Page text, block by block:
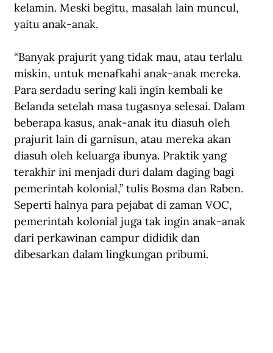
kelamin. Meski begitu, masalah lain muncul,
yaitu anak-anak.
“Banyak prajurit yang tidak mau, atau terlalu
miskin, untuk menafkahi anak-anak mereka.
Para serdadu sering kali ingin kembali ke
Belanda setelah masa tugasnya selesai. Dalam
beberapa kasus, anak-anak itu diasuh oleh
prajurit lain di garnisun, atau mereka akan
diasuh oleh keluarga ibunya. Praktik yang
terakhir ini menjadi duri dalam daging bagi
pemerintah kolonial,” tulis Bosma dan Raben.
Seperti halnya para pejabat di zaman VOC,
pemerintah kolonial juga tak ingin anak-anak
dari perkawinan campur dididik dan
dibesarkan dalam lingkungan pribumi.